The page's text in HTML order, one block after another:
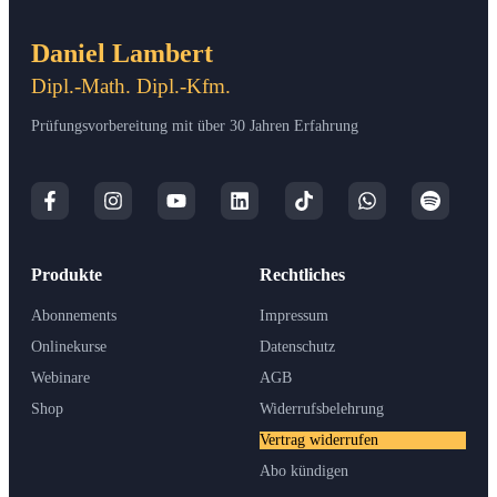
Daniel Lambert
Dipl.-Math. Dipl.-Kfm.
Prüfungsvorbereitung mit über 30 Jahren Erfahrung
Produkte
Abonnements
Onlinekurse
Webinare
Shop
Rechtliches
Impressum
Datenschutz
AGB
Widerrufsbelehrung
Vertrag widerrufen
Abo kündigen